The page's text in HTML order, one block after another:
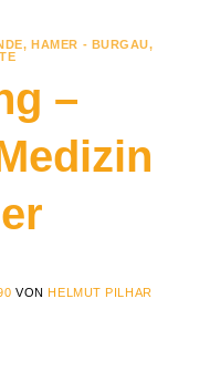
, HAMER - BURGAU,
–
VON HELMUT PILHAR